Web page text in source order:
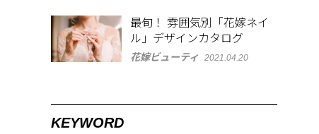
最旬！ 雰囲気別「花嫁ネイ
ル」デザインカタログ
花嫁ビューティ 2021.04.20
KEYWORD